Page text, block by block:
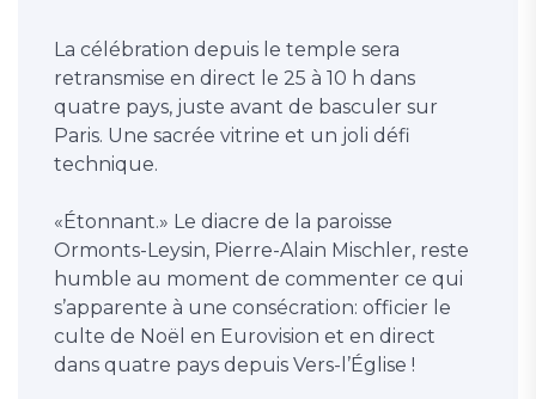
La célébration depuis le temple sera
retransmise en direct le 25 à 10 h dans
quatre pays, juste avant de basculer sur
Paris. Une sacrée vitrine et un joli défi
technique.
«Étonnant.» Le diacre de la paroisse
Ormonts-Leysin, Pierre-Alain Mischler, reste
humble au moment de commenter ce qui
s’apparente à une consécration: officier le
culte de Noël en Eurovision et en direct
dans quatre pays depuis Vers-l’Église !